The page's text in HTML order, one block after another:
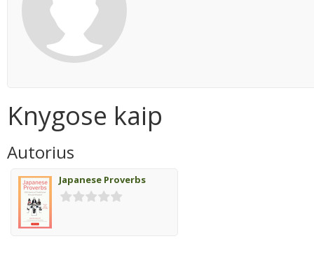
Knygose kaip
Autorius
Japanese Proverbs